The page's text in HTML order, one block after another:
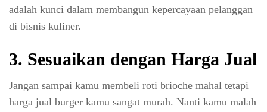
adalah kunci dalam membangun kepercayaan pelanggan
di bisnis kuliner.
3. Sesuaikan dengan Harga Jual
Jangan sampai kamu membeli roti brioche mahal tetapi
harga jual burger kamu sangat murah. Nanti kamu malah